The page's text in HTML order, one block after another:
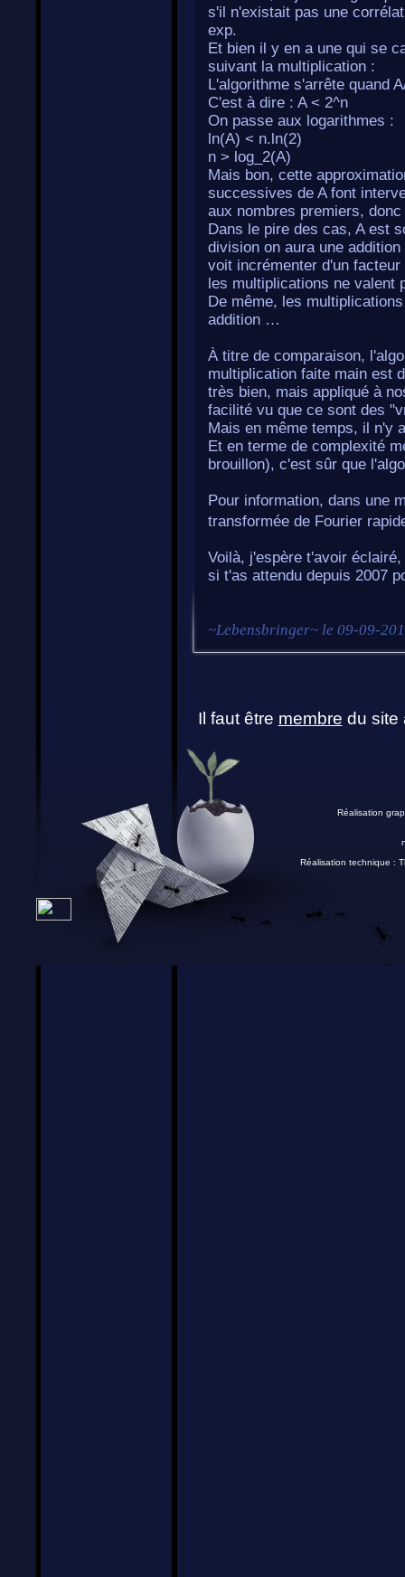
s'il n'existait pas une
exp.
Et bien il y en a une qui se
suivant la multiplication :
L'algorithme s'arrête quand
C'est à dire : A < 2^n
On passe aux logarithmes :
ln(A) < n.ln(2)
n > log_2(A)
Mais bon, cette
successives de A font
aux nombres premiers,
Dans le pire des cas, A est
division on aura une
voit incrémenter d'un
les multiplications ne valent
De même, les
addition …
À titre de comparaison,
multiplication faite main est
très bien, mais appliqué à
facilité vu que ce sont des
Mais en même temps, il n'y
Et en terme de complexité
brouillon), c'est sûr que
Pour information, dans une
transformée de Fourier
Voilà, j'espère t'avoir
si t'as attendu depuis 2007
~Lebensbringer~ le 09-09-
Il faut être membre du site
Réalisation
Réalisation technique :